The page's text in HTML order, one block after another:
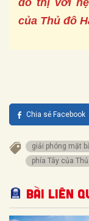
của Thủ đô
Chia sẻ Facebook
giải phóng mặt
phía Tây của
Bài liên